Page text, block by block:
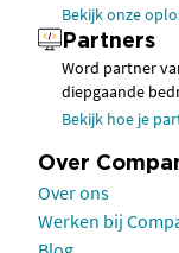
Bekijk onze
Partners
Word partner
diepgaande
Bekijk hoe je
Over
Over ons
Werken bij